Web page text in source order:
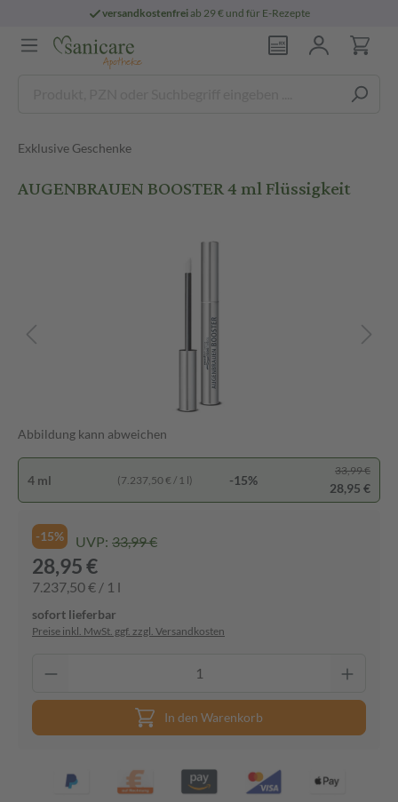
versandkostenfreiab 29 € und für E-Rezepte
Exklusive Geschenke
AUGENBRAUEN BOOSTER 4 ml Flüssigkeit
Abbildung kann abweichen
4 ml (7.237,50 € / 1 l) -15%
33,99 €
28,95 €
-15% UVP: 33,99 €
28,95 €
7.237,50 € / 1 l
sofort lieferbar
Preise inkl. MwSt. ggf. zzgl. Versandkosten
In den Warenkorb